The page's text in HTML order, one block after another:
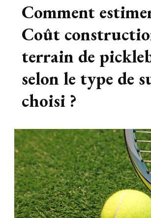
Comment
Coût
terrain de
selon le type de
choisi ?